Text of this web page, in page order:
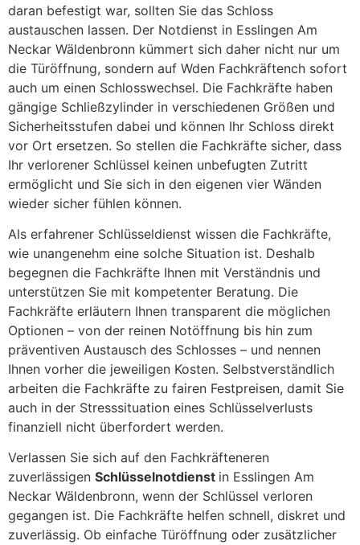
daran befestigt war, sollten Sie das Schloss
austauschen lassen. Der Notdienst in Esslingen Am
Neckar Wäldenbronn kümmert sich daher nicht nur um
die Türöffnung, sondern auf Wden Fachkräftench sofort
auch um einen Schlosswechsel. Die Fachkräfte haben
gängige Schließzylinder in verschiedenen Größen und
Sicherheitsstufen dabei und können Ihr Schloss direkt
vor Ort ersetzen. So stellen die Fachkräfte sicher, dass
Ihr verlorener Schlüssel keinen unbefugten Zutritt
ermöglicht und Sie sich in den eigenen vier Wänden
wieder sicher fühlen können.
Als erfahrener Schlüsseldienst wissen die Fachkräfte,
wie unangenehm eine solche Situation ist. Deshalb
begegnen die Fachkräfte Ihnen mit Verständnis und
unterstützen Sie mit kompetenter Beratung. Die
Fachkräfte erläutern Ihnen transparent die möglichen
Optionen – von der reinen Notöffnung bis hin zum
präventiven Austausch des Schlosses – und nennen
Ihnen vorher die jeweiligen Kosten. Selbstverständlich
arbeiten die Fachkräfte zu fairen Festpreisen, damit Sie
auch in der Stresssituation eines Schlüsselverlusts
finanziell nicht überfordert werden.
Verlassen Sie sich auf den Fachkräfteneren
zuverlässigen Schlüsselnotdienst in Esslingen Am
Neckar Wäldenbronn, wenn der Schlüssel verloren
gegangen ist. Die Fachkräfte helfen schnell, diskret und
zuverlässig. Ob einfache Türöffnung oder zusätzlicher